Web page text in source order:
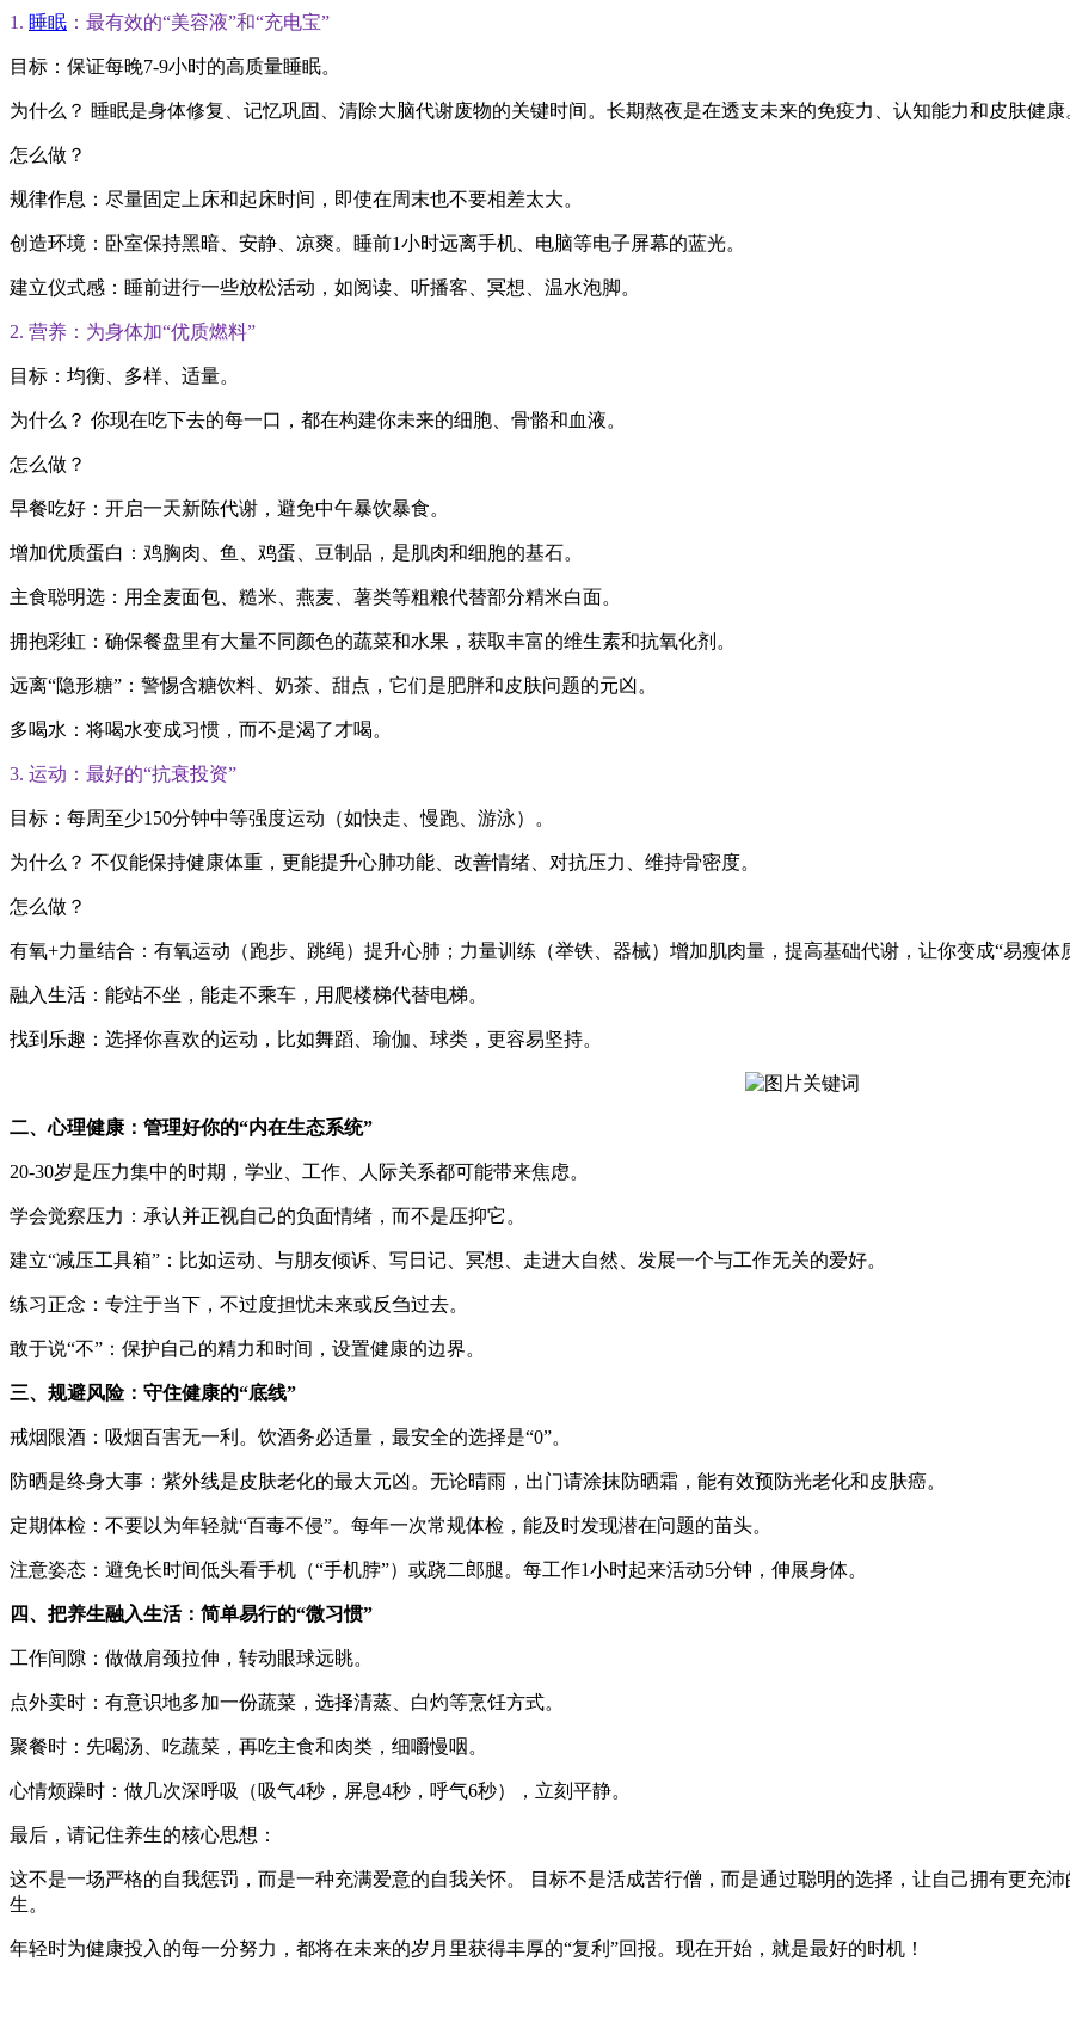
1. 睡眠 ：最有效的“美容液”和“充电宝”
目标：保证每晚7-9小时的高质量睡眠。
为什么？ 睡眠是身体修复、记忆巩固、清除大脑代谢废物的关键时间。长期熬夜是在透支未来的免疫力、认知能力和皮肤健康
怎么做？
规律作息：尽量固定上床和起床时间，即使在周末也不要相差太大。
创造环境：卧室保持黑暗、安静、凉爽。睡前1小时远离手机、电脑等电子屏幕的蓝光。
建立仪式感：睡前进行一些放松活动，如阅读、听播客、冥想、温水泡脚。
2. 营养：为身体加“优质燃料”
目标：均衡、多样、适量。
为什么？ 你现在吃下去的每一口，都在构建你未来的细胞、骨骼和血液。
怎么做？
早餐吃好：开启一天新陈代谢，避免中午暴饮暴食。
增加优质蛋白：鸡胸肉、鱼、鸡蛋、豆制品，是肌肉和细胞的基石。
主食聪明选：用全麦面包、糙米、燕麦、薯类等粗粮代替部分精米白面。
拥抱彩虹：确保餐盘里有大量不同颜色的蔬菜和水果，获取丰富的维生素和抗氧化剂。
远离“隐形糖”：警惕含糖饮料、奶茶、甜点，它们是肥胖和皮肤问题的元凶。
多喝水：将喝水变成习惯，而不是渴了才喝。
3. 运动：最好的“抗衰投资”
目标：每周至少150分钟中等强度运动（如快走、慢跑、游泳）。
为什么？ 不仅能保持健康体重，更能提升心肺功能、改善情绪、对抗压力、维持骨密度。
怎么做？
有氧+力量结合：有氧运动（跑步、跳绳）提升心肺；力量训练（举铁、器械）增加肌肉量，提高基础代谢，让你变成“易瘦体
融入生活：能站不坐，能走不乘车，用爬楼梯代替电梯。
找到乐趣：选择你喜欢的运动，比如舞蹈、瑜伽、球类，更容易坚持。
二、心理健康：管理好你的“内在生态系统”
20-30岁是压力集中的时期，学业、工作、人际关系都可能带来焦虑。
学会觉察压力：承认并正视自己的负面情绪，而不是压抑它。
建立“减压工具箱”：比如运动、与朋友倾诉、写日记、冥想、走进大自然、发展一个与工作无关的爱好。
练习正念：专注于当下，不过度担忧未来或反刍过去。
敢于说“不”：保护自己的精力和时间，设置健康的边界。
三、规避风险：守住健康的“底线”
戒烟限酒：吸烟百害无一利。饮酒务必适量，最安全的选择是“0”。
防晒是终身大事：紫外线是皮肤老化的最大元凶。无论晴雨，出门请涂抹防晒霜，能有效预防光老化和皮肤癌。
定期体检：不要以为年轻就“百毒不侵”。每年一次常规体检，能及时发现潜在问题的苗头。
注意姿态：避免长时间低头看手机（“手机脖”）或跷二郎腿。每工作1小时起来活动5分钟，伸展身体。
四、把养生融入生活：简单易行的“微习惯”
工作间隙：做做肩颈拉伸，转动眼球远眺。
点外卖时：有意识地多加一份蔬菜，选择清蒸、白灼等烹饪方式。
聚餐时：先喝汤、吃蔬菜，再吃主食和肉类，细嚼慢咽。
心情烦躁时：做几次深呼吸（吸气4秒，屏息4秒，呼气6秒），立刻平静。
最后，请记住养生的核心思想：
这不是一场严格的自我惩罚，而是一种充满爱意的自我关怀。 目标不是活成苦行僧，而是通过聪明的选择，让自己拥有更充
生。
年轻时为健康投入的每一分努力，都将在未来的岁月里获得丰厚的“复利”回报。现在开始，就是最好的时机！